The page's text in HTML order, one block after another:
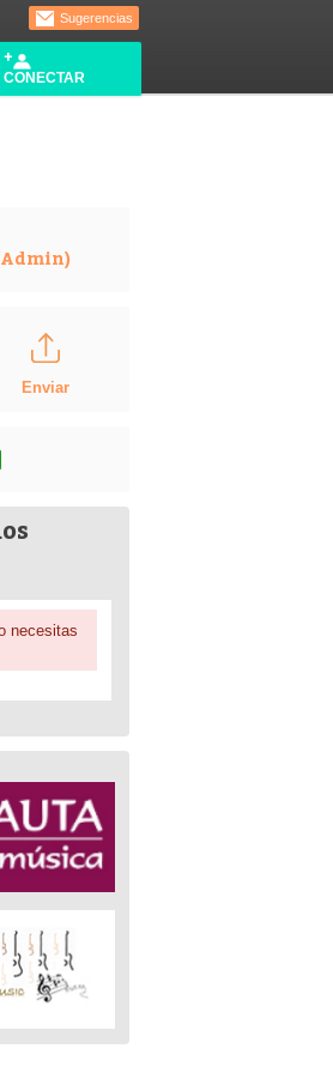
Sugerencias
CONECTAR
Enviar
necesitas